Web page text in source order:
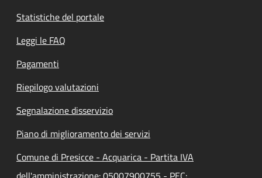
Statistiche del portale
Leggi le FAQ
Pagamenti
Riepilogo valutazioni
Segnalazione disservizio
Piano di miglioramento dei servizi
Comune di Presicce - Acquarica - Partita IVA